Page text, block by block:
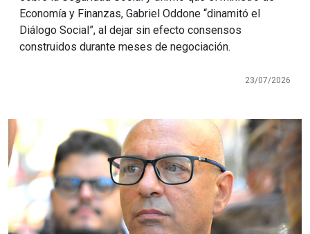
Economía y Finanzas, Gabriel Oddone “dinamitó el
Diálogo Social”, al dejar sin efecto consensos
construidos durante meses de negociación.
23/07/2026
Imagen